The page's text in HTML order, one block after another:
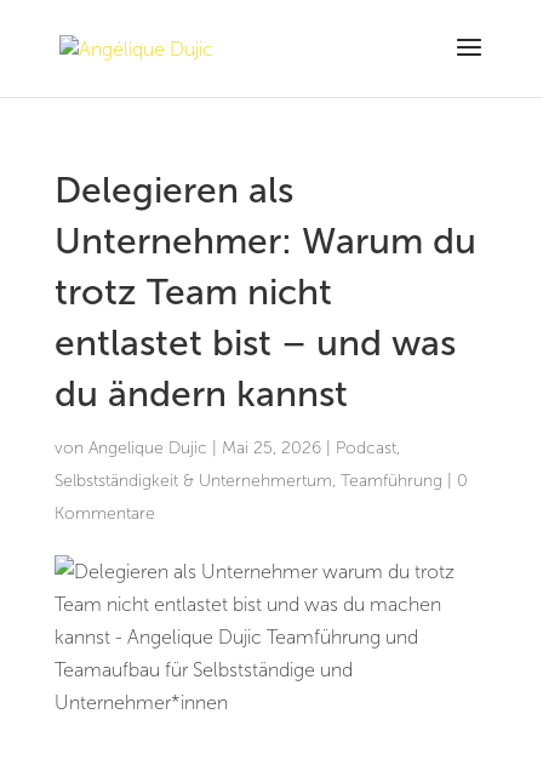
Delegieren als
Unternehmer: Warum du
trotz Team nicht
entlastet bist – und was
du ändern kannst
von Angelique Dujic Mai 25, 2026| Podcast,
Selbstständigkeit & Unternehmertum, Teamführung
0
Kommentare